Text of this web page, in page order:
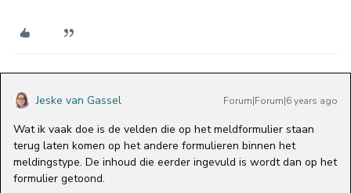
Jeske van Gassel Forum|Forum|6 years ago
Wat ik vaak doe is de velden die op het meldformulier staan
terug laten komen op het andere formulieren binnen het
meldingstype. De inhoud die eerder ingevuld is wordt dan op het
formulier getoond.